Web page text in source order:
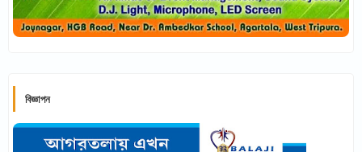
বিজ্ঞাপন